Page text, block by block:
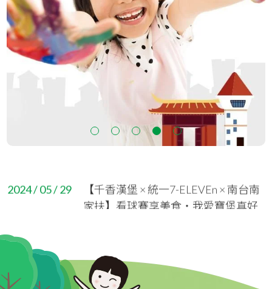
1 2 3 5
2026 / 01 / 23
六十相聚 愛長延續：2026 南台南家扶
認養相見歡活動
【重要公告】嚴防公益詐騙，保護您
的善心與愛心捐款！
2025年認養相見歡活動
2024 / 05 / 29
【千香漢堡 × 統一7-ELEVEn × 南台南
家扶】看球賽享美食‧我愛寶堡真好
2024 / 04 / 28
2024 / 04 / 18 「鼓動風潮」非洲鼓才藝隊